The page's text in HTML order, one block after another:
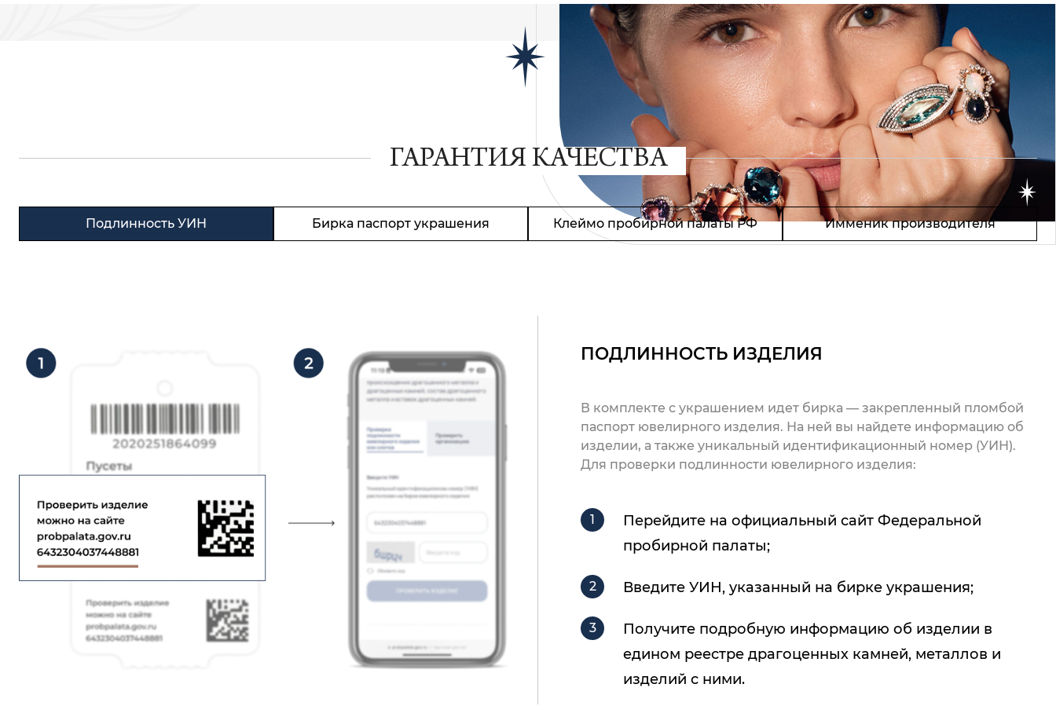
ГАРАНТИЯ КАЧЕСТВА
Подлинность УИН Бирка паспорт украшения Клеймо пробирной палаты РФ Имменик производителя
ПОДЛИННОСТЬ ИЗДЕЛИЯ
В комплекте с украшением идет бирка — закрепленный пломбой
паспорт ювелирного изделия. На ней вы найдете информацию об
изделии, а также уникальный идентификационный номер (УИН).
Для проверки подлинности ювелирного изделия:
Перейдите на официальный сайт Федеральной
пробирной палаты;
Введите УИН, указанный на бирке украшения;
Получите подробную информацию об изделии в
едином реестре драгоценных камней, металлов и
изделий с ними.